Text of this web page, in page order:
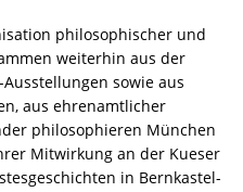
philosophischer und
weiterhin aus der
sowie aus
aus ehrenamtlicher
philosophieren München
Mitwirkung an der Kueser
in Bernkastel-